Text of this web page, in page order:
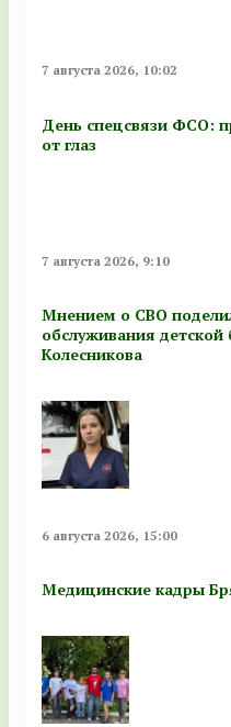
7 августа 2026, 10:02
День спецсвязи ФСО:
от глаз
7 августа 2026, 9:10
Мнением о СВО
обслуживания детской
Колесникова
6 августа 2026, 15:00
Медицинские кадры